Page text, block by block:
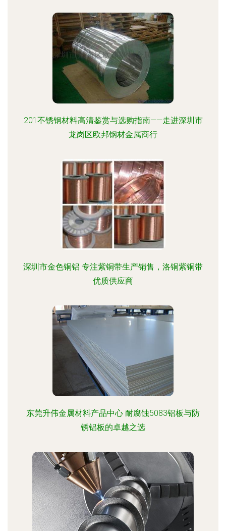
201不锈钢材料高清鉴赏与选购指南——走进深圳市
龙岗区欧邦钢材金属商行
深圳市金色铜铝 专注紫铜带生产销售，洛铜紫铜带
优质供应商
东莞升伟金属材料产品中心 耐腐蚀5083铝板与防
锈铝板的卓越之选